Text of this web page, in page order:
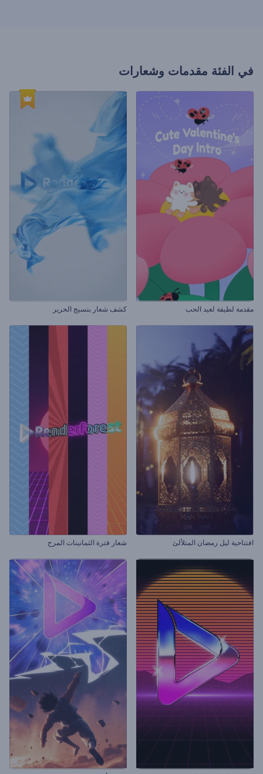
في الفئة مقدمات وشعارات
مقدمة لطيفة لعيد الحب كشف شعار بنسيج الحرير
افتتاحية ليل رمضان المتلألئ شعار فترة الثمانينات المرح